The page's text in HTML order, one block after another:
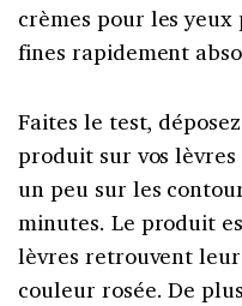
crèmes pour les
fines rapidement
Faites le test,
produit sur vos
un peu sur les
minutes. Le produit
lèvres retrouvent
couleur rosée. De